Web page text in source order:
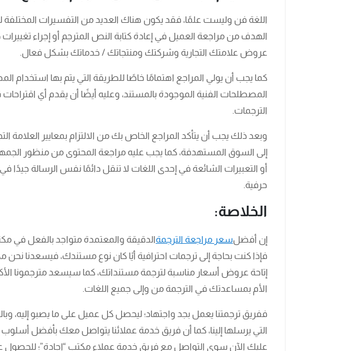
اللغة فن وليست علمًا، فقد يكون هناك العديد من التفسيرات المختلفة
الهدف من مراجعة العميل في إعادة كتابة النص المترجم أو إجراء
عروض علامتك التجارية وشركتك ومنتجاتك / خدماتك بشكل فعال.
كما يجب أن يولي المراجع اهتمامًا خاصًا للطريقة التي يتم بها استخدام
المصطلحات الفنية الموجودة بالمستند، وعليه أيضًا أن يقدم أي
الترجمات.
وبعد ذلك يجب أن يتأكد المراجع الخاص بك من الالتزام بمعايير العلامة
إلى السوق المستهدفة، كما يجب عليه مراجعة المحتوى من منظور
أو التعبيرات الشائعة في إحدى اللغات لا تنقل دائمًا نفس الرسالة جيدًا
حرفية.
الخلاصة:
إن أفضلسعر مراجعة الترجمةالدقيقة والمعتمدة متواجد بالفعل في
فإذا كنت بحاجة إلى ترجمات احترافية أيًا كان نوع مستندك، فيسعدنا نحن
إتاحة عروض أسعار مناسبة لترجمة مستنداتك، كما سيسعد مترجمونا
الأم بمساعدتك في الترجمة من وإلى جميع اللغات.
ففريق ترجمتنا يعمل بجد واجتهاد؛ ليحصل كل عميل على ما يصبو إليه،
التي يرسلها إلينا، كما أن فريق خدمة عملائنا يتواصل معك بأفضل
عليك الآن سوى التواصل مع فريق خدمة عملاء مكتب “إجادة”؛